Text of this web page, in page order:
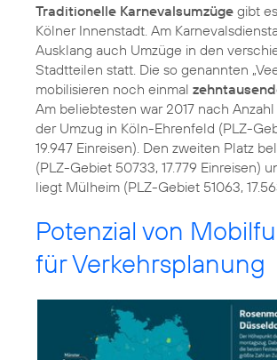
Traditionelle Karnevalsumzüge gibt
Kölner Innenstadt. Am
Ausklang auch Umzüge in den
Stadtteilen statt. Die so genannten
mobilisieren noch einmal
Am beliebtesten war 2017 nach
der Umzug in Köln-Ehrenfeld (PLZ-
19.947 Einreisen). Den zweiten Platz
(PLZ-Gebiet 50733, 17.779 Einreisen)
liegt Mülheim (PLZ-Gebiet 51063,
Potenzial von
für Verkehrsplanung